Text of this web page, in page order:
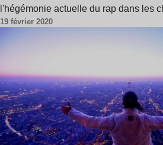
l'hégémonie actuelle du rap dans les
19 février 2020